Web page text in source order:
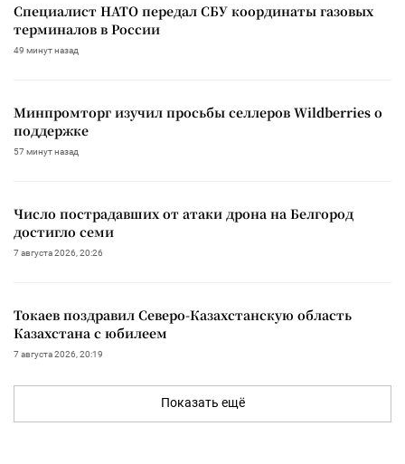
Специалист НАТО передал СБУ координаты газовых
терминалов в России
49 минут назад
Минпромторг изучил просьбы селлеров Wildberries о
поддержке
57 минут назад
Число пострадавших от атаки дрона на Белгород
достигло семи
7 августа 2026, 20:26
Токаев поздравил Северо-Казахстанскую область
Казахстана с юбилеем
7 августа 2026, 20:19
Показать ещё